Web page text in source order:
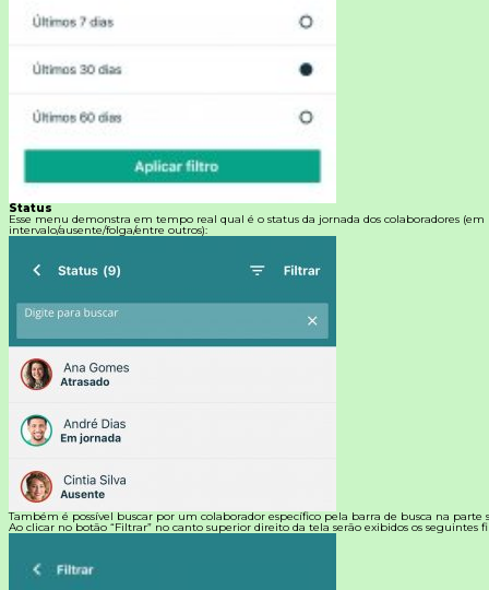
Status
Esse menu demonstra em tempo real qual é o status da jornada dos colaboradores (em
intervalo/ausente/folga/entre outros):
Também é possível buscar por um colaborador específico pela barra de busca na parte
Ao clicar no botão “Filtrar” no canto superior direito da tela serão exibidos os seguintes